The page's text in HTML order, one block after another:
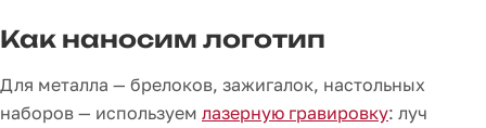
Как наносим логотип
Для металла — брелоков, зажигалок, настольных
наборов — используем лазерную гравировку: луч